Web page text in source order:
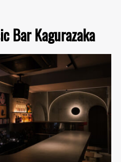
Bar Kagurazaka